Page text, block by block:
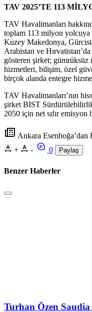
TAV 2025’TE 113
TAV Havalimanları
toplam 113 milyon yolcuya
Kuzey Makedonya,
Arabistan ve
gösteren şirket; gümrüksüz
hizmetleri, bilişim, özel
birçok alanda entegre
TAV Havalimanları’nın
şirket BIST
2050 için net sıfır
Ankara Esenboğa’dan
+
- 0 Paylaş
Benzer Haberler
Turhan Özen